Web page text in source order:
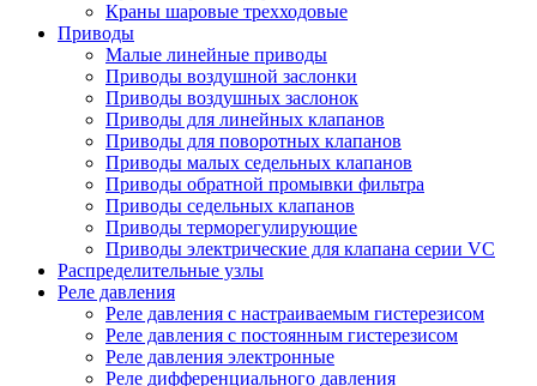
Краны шаровые трехходовые
Приводы
Малые линейные приводы
Приводы воздушной заслонки
Приводы воздушных заслонок
Приводы для линейных клапанов
Приводы для поворотных клапанов
Приводы малых седельных клапанов
Приводы обратной промывки фильтра
Приводы седельных клапанов
Приводы терморегулирующие
Приводы электрические для клапана серии VC
Распределительные узлы
Реле давления
Реле давления с настраиваемым гистерезисом
Реле давления с постоянным гистерезисом
Реле давления электронные
Реле дифференциального давления